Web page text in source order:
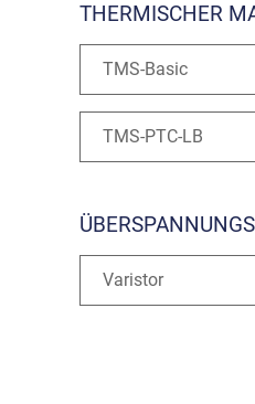
THERMISCHER
TMS-Basic
TMS-PTC-LB
Varistor